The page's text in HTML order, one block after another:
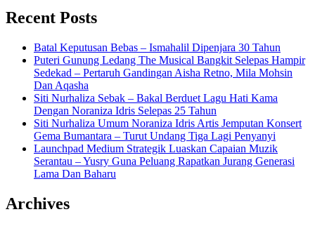
Recent Posts
Batal Keputusan Bebas – Ismahalil Dipenjara 30 Tahun
Puteri Gunung Ledang The Musical Bangkit Selepas Hampir
Sedekad – Pertaruh Gandingan Aisha Retno, Mila Mohsin
Dan Aqasha
Siti Nurhaliza Sebak – Bakal Berduet Lagu Hati Kama
Dengan Noraniza Idris Selepas 25 Tahun
Siti Nurhaliza Umum Noraniza Idris Artis Jemputan Konsert
Gema Bumantara – Turut Undang Tiga Lagi Penyanyi
Launchpad Medium Strategik Luaskan Capaian Muzik
Serantau – Yusry Guna Peluang Rapatkan Jurang Generasi
Lama Dan Baharu
Archives